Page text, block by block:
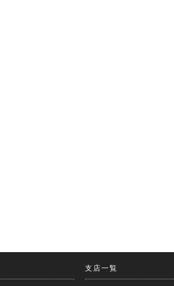
支店一覧